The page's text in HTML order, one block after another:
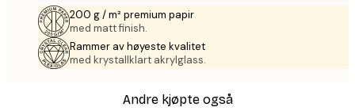
200 g / m² premium papir
med matt finish.
Rammer av høyeste kvalitet
med krystallklart akrylglass.
Andre kjøpte også